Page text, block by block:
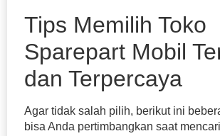
Tips Memilih Toko
Sparepart Mobil
dan Terpercaya
Agar tidak salah pilih, berikut ini
bisa Anda pertimbangkan saat